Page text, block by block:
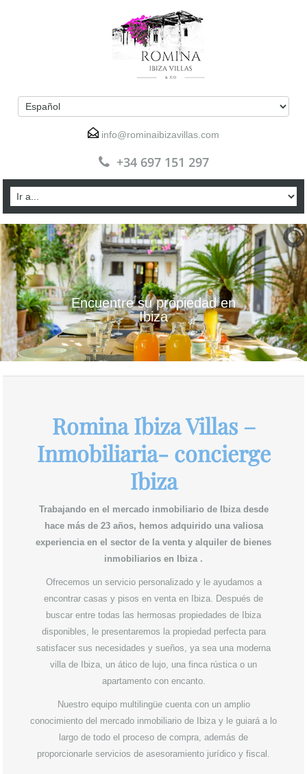
info@rominaibizavillas.com
+34 697 151 297
Encuentre su propiedad en
Ibiza
Romina Ibiza Villas –
Inmobiliaria- concierge
Ibiza
Trabajando en el mercado inmobiliario de Ibiza desde
hace más de 23 años, hemos adquirido una valiosa
experiencia en el sector de la venta y alquiler de bienes
inmobiliarios en Ibiza .
Ofrecemos un servicio personalizado y le ayudamos a
encontrar casas y pisos en venta en Ibiza. Después de
buscar entre todas las hermosas propiedades de Ibiza
disponibles, le presentaremos la propiedad perfecta para
satisfacer sus necesidades y sueños, ya sea una moderna
villa de Ibiza, un ático de lujo, una finca rústica o un
apartamento con encanto.
Nuestro equipomultilingüe cuenta con un amplio
conocimiento del mercado inmobiliario de Ibiza y le guiará a lo
largo de todo el proceso de compra, además de
proporcionarle servicios de asesoramiento jurídico y fiscal.